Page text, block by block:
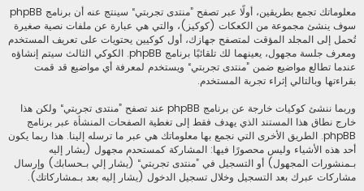
معلوماتك تجمع بطريقين، أولًا عبر تصفح ”منتدى تجربتي“ سينتج عنه أن برنامج phpBB
سوف ينشئ مجموعة من الكعكات (كوكيز)، والتي هي عبارة عن ملفات نصية صغيرة
تُحمل إلى المجلد المؤقت لمتصفح جهازك، أول كوكيين يحتويات على تعريف المستخدم
ومعرف جلسة مجهول، يعينهما لك تلقائيًا برنامج phpBB. الكوكي الثالث سيتم إنشاؤه
عندما تطالع مواضيع ضمن ”منتدى تجربتي“ ويستخدم لمعرفة أي مواضيع قد قمت
بقراءتها وبالتالي إثراء تجربة المستخدم.
وربما ننشئ كوكيات خارجة عن برنامج phpBB عند تصفح ”منتدى تجربتي“ ولكن هذا
خارج نطاق هذا المستند الذي يهدف فقط إلى تغطية الصفحات المنشأة عبر برنامج
phpBB. الطريق الأخرى التي نجمع بها معلوماتك هي عبر ما ترسله إلينا. هذا ربما يكون
أحد هذه الأشياء وليس محصورًا فيها: المشاركة كمستحدم مجهول (يشار إليه
بـمنشورات المجهول) أو التسجيل في ”منتدى تجربتي“ (يشار إلي بـحسابك) وإرسال
مشاركات عبرك بعد التسجيل وخلال تسجيل الدخول (يشار إليه بعد بـمشاركاتك).